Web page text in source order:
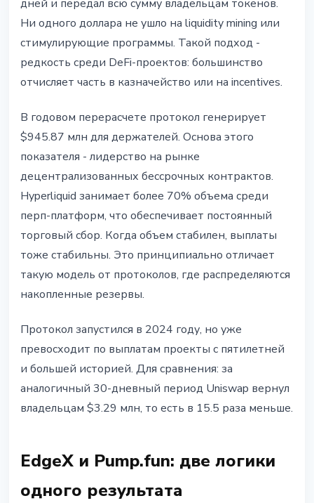
дней и передал всю сумму владельцам токенов.
Ни одного доллара не ушло на liquidity mining или
стимулирующие программы. Такой подход -
редкость среди DeFi-проектов: большинство
отчисляет часть в казначейство или на incentives.
В годовом перерасчете протокол генерирует
$945.87 млн для держателей. Основа этого
показателя - лидерство на рынке
децентрализованных бессрочных контрактов.
Hyperliquid занимает более 70% объема среди
перп-платформ, что обеспечивает постоянный
торговый сбор. Когда объем стабилен, выплаты
тоже стабильны. Это принципиально отличает
такую модель от протоколов, где распределяются
накопленные резервы.
Протокол запустился в 2024 году, но уже
превосходит по выплатам проекты с пятилетней
и большей историей. Для сравнения: за
аналогичный 30-дневный период Uniswap вернул
владельцам $3.29 млн, то есть в 15.5 раза меньше.
EdgeX и Pump.fun: две логики
одного результата